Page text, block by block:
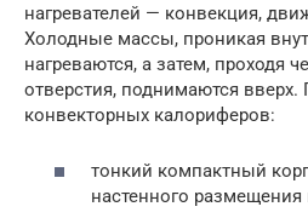
нагревателей — конвекция,
Холодные массы, проникая
нагреваются, а затем, проходя
отверстия, поднимаются
конвекторных калориферов:
тонкий компактный
настенного